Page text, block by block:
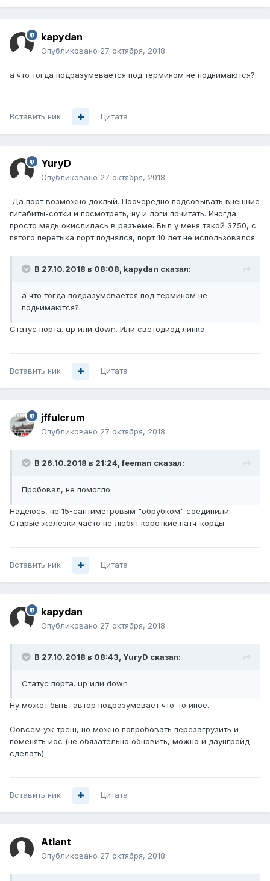
kapydan
Опубликовано 27 октября, 2018
а что тогда подразумевается под термином не поднимаются?
Вставить ник Цитата
YuryD
Опубликовано 27 октября, 2018
Да порт возможно дохлый. Поочередно подсовывать внешние
гигабиты-сотки и посмотреть, ну и логи почитать. Иногда
просто медь окислилась в разъеме. Был у меня такой 3750, с
пятого перетыка порт поднялся, порт 10 лет не использовался.
В 27.10.2018 в 08:08, kapydan сказал:
а что тогда подразумевается под термином не
поднимаются?
Статус порта. up или down. Или светодиод линка.
Вставить ник Цитата
jffulcrum
Опубликовано 27 октября, 2018
В 26.10.2018 в 21:24,feeman сказал:
Пробовал, не помогло.
Надеюсь, не 15-сантиметровым "обрубком" соединили.
Старые железки часто не любят короткие патч-корды.
Вставить ник Цитата
kapydan
Опубликовано 27 октября, 2018
В 27.10.2018 в 08:43, YuryD сказал:
Статус порта. up или down
Ну может быть, автор подразумевает что-то иное.
Совсем уж треш, но можно попробовать перезагрузить и
поменять иос (не обязательно обновить, можно и даунгрейд
сделать)
Вставить ник Цитата
Atlant
Опубликовано 27 октября, 2018